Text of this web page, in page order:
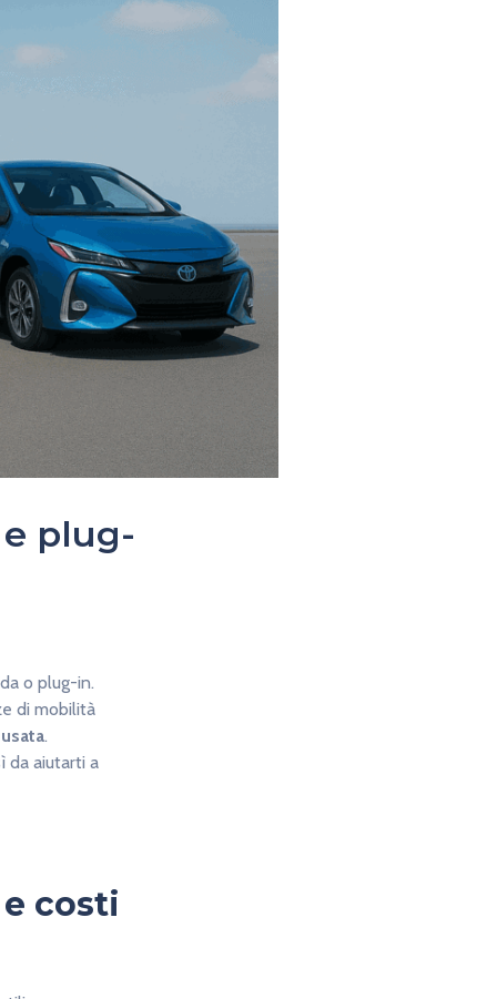
plug-
o plug-in.
di mobilità
.
da aiutarti a
costi